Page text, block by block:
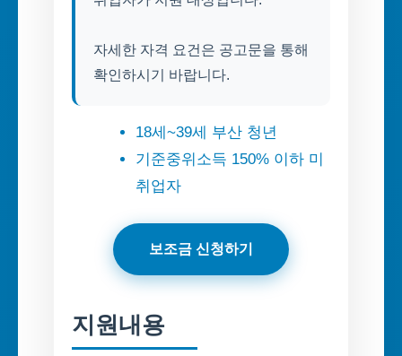
자세한 자격 요건은 공고문을 통해
확인하시기 바랍니다.
18세~39세 부산 청년
기준중위소득 150% 이하 미
취업자
보조금 신청하기
지원내용